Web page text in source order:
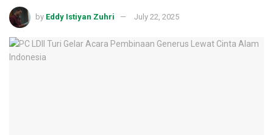
by Eddy Istiyan Zuhri July 22, 2025